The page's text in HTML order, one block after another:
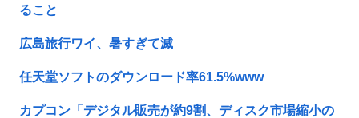
ること
広島旅行ワイ、暑すぎて滅
任天堂ソフトのダウンロード率61.5%www
カプコン「デジタル販売が約9割、ディスク市場縮小の